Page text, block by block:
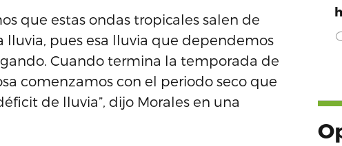
que estas ondas tropicales salen de
lluvia, pues esa lluvia que dependemos
Cuando termina la temporada de
comenzamos con el periodo seco que
de lluvia”, dijo Morales en una